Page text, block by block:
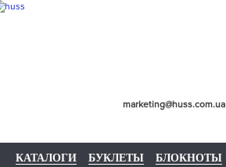
marketing@huss.com.ua
КАТАЛОГИ БУКЛЕТЫ БЛОКНОТЫ